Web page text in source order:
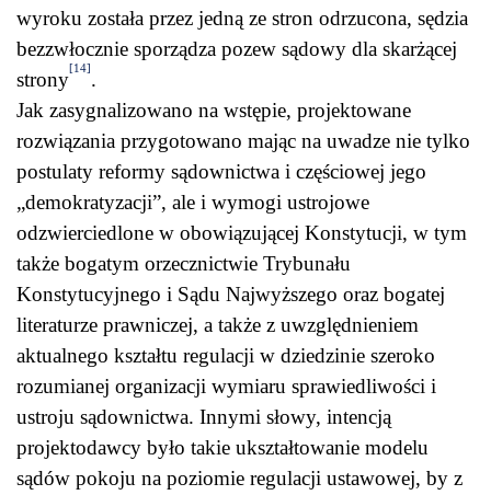
wyroku została przez jedną ze stron odrzucona, sędzia
bezzwłocznie sporządza pozew sądowy dla skarżącej
strony[14].
Jak zasygnalizowano na wstępie, projektowane
rozwiązania przygotowano mając na uwadze nie tylko
postulaty reformy sądownictwa i częściowej jego
„demokratyzacji”, ale i wymogi ustrojowe
odzwierciedlone w obowiązującej Konstytucji, w tym
także bogatym orzecznictwie Trybunału
Konstytucyjnego i Sądu Najwyższego oraz bogatej
literaturze prawniczej, a także z uwzględnieniem
aktualnego kształtu regulacji w dziedzinie szeroko
rozumianej organizacji wymiaru sprawiedliwości i
ustroju sądownictwa. Innymi słowy, intencją
projektodawcy było takie ukształtowanie modelu
sądów pokoju na poziomie regulacji ustawowej, by z